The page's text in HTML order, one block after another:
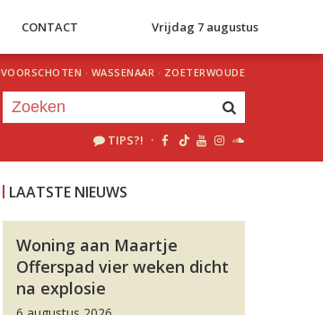
CONTACT Vrijdag 7 augustus
VOORSCHOTEN · WASSENAAR · ZOETERWOUDE
TIPS?! ·
LAATSTE NIEUWS
Woning aan Maartje
Offerspad vier weken dicht
na explosie